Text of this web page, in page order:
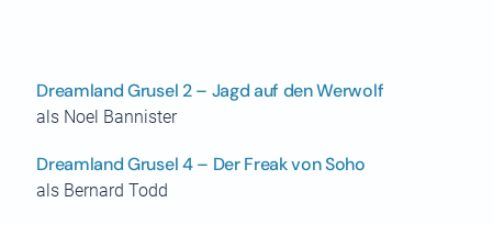
Dreamland Grusel 2 – Jagd auf den Werwolf
als Noel Bannister
Dreamland Grusel 4 – Der Freak von Soho
als Bernard Todd